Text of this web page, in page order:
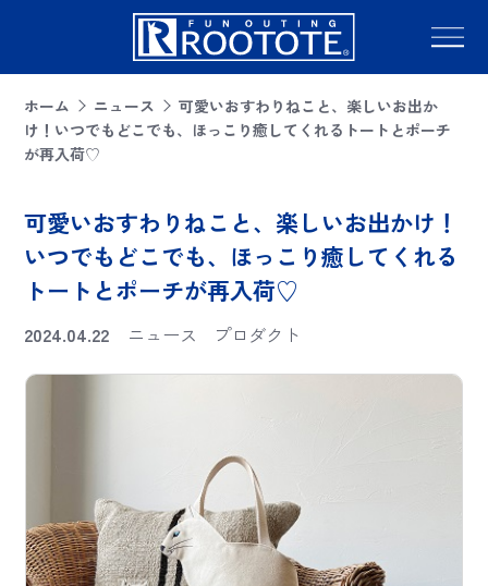
ホーム ニュース
可愛いおすわりねこと、楽しいお出か
け！いつでもどこでも、ほっこり癒してくれるトートとポーチ
が再入荷♡
可愛いおすわりねこと、楽しいお出かけ！
いつでもどこでも、ほっこり癒してくれる
トートとポーチが再入荷♡
2024.04.22 ニュース プロダクト